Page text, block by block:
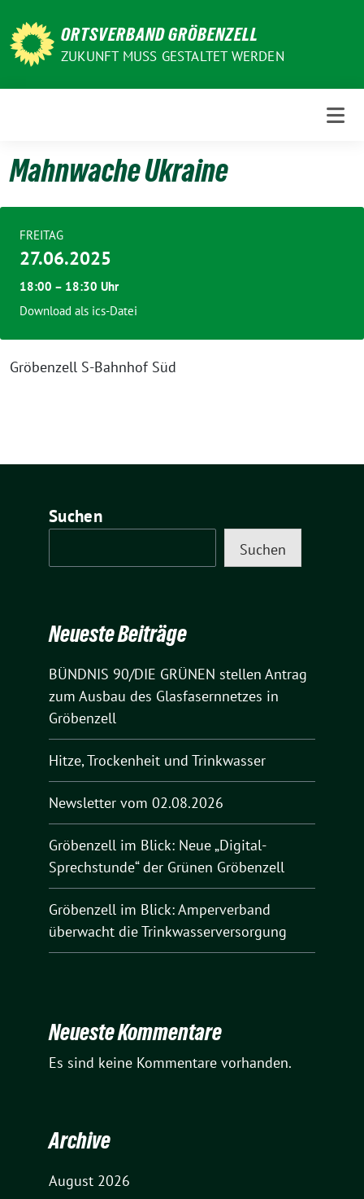
zum
Inhalt
ORTSVERBAND GRÖBENZELL
ZUKUNFT MUSS GESTALTET WERDEN
Mahnwache Ukraine
Gröbenzell S-Bahnhof Süd
FREITAG
27.06.2025
18:00 – 18:30 Uhr
Download als ics-Datei
Suchen
Suchen
Neueste Beiträge
BÜNDNIS 90/DIE GRÜNEN stellen Antrag
zum Ausbau des Glasfasernnetzes in
Gröbenzell
Hitze, Trockenheit und Trinkwasser
Newsletter vom 02.08.2026
Gröbenzell im Blick: Neue „Digital-
Sprechstunde“ der Grünen Gröbenzell
Gröbenzell im Blick: Amperverband
überwacht die Trinkwasserversorgung
Neueste Kommentare
Es sind keine Kommentare vorhanden.
Archive
August 2026